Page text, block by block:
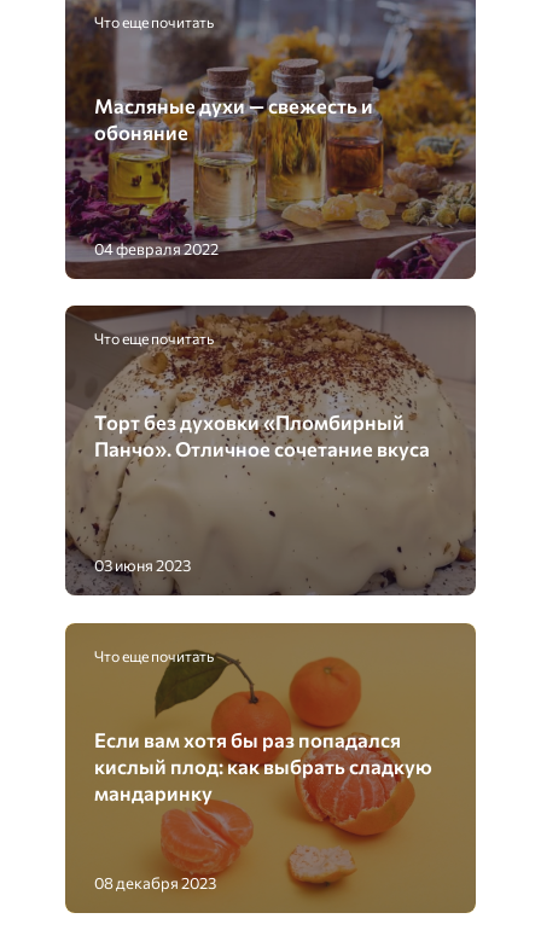
Что еще почитать
Масляные духи — свежесть и
обоняние
04 февраля 2022
Что еще почитать
Торт без духовки «Пломбирный
Панчо». Отличное сочетание вкуса
03 июня 2023
Что еще почитать
Если вам хотя бы раз попадался
кислый плод: как выбрать сладкую
мандаринку
08 декабря 2023